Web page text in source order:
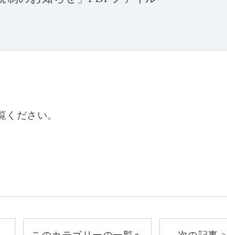
ださい。